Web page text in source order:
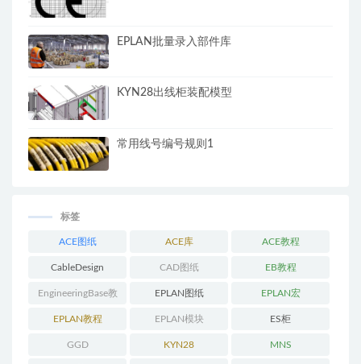
EPLAN批量录入部件库
KYN28出线柜装配模型
常用线号编号规则1
标签
ACE图纸 ACE库 ACE教程
CableDesign CAD图纸 EB教程
EngineeringBase教
程
EPLAN图纸 EPLAN宏
EPLAN教程 EPLAN模块 ES柜
GGD KYN28 MNS